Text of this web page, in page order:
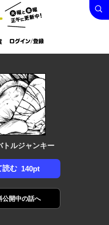
火曜と
金曜正
午に更
新中！
ログイン /
登録
検索
ルジャンキー
読む 140pt
公開中の話へ